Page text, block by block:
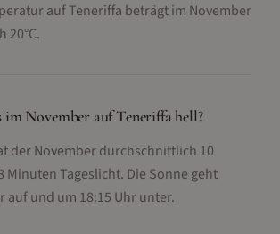
auf Teneriffa beträgt im November
20°C.
im November auf Teneriffa hell?
der November durchschnittlich 10
Minuten Tageslicht. Die Sonne geht
auf und um 18:15 Uhr unter.